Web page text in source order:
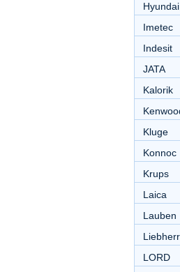
Hyundai
Imetec
Indesit
JATA
Kalorik
Kluge
Konnoc
Krups
Laica
Lauben
Liebherr
LORD